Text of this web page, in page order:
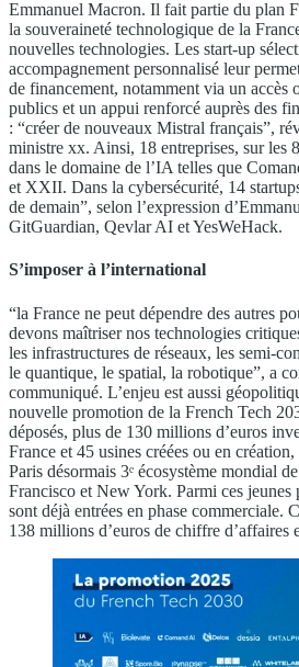
Emmanuel Macron. Il fait partie du plan
la souveraineté technologique de la
nouvelles technologies. Les start-up
accompagnement personnalisé leur
de financement, notamment via un accès
publics et un appui renforcé auprès des
: “créer de nouveaux Mistral français”,
ministre xx. Ainsi, 18 entreprises, sur les
dans le domaine de l’IA telles que
et XXII. Dans la cybersécurité, 14
de demain”, selon l’expression
GitGuardian, Qevlar AI et YesWeHack.
S’imposer à l’international
“la France ne peut dépendre des autres
devons maîtriser nos technologies
les infrastructures de réseaux, les semi-
le quantique, le spatial, la robotique”, a
communiqué. L’enjeu est aussi
nouvelle promotion de la French Tech
déposés, plus de 130 millions d’euros
France et 45 usines créées ou en
Paris désormais 3ᵉ écosystème mondial
Francisco et New York. Parmi ces jeunes
sont déjà entrées en phase commerciale.
138 millions d’euros de chiffre d’affaires